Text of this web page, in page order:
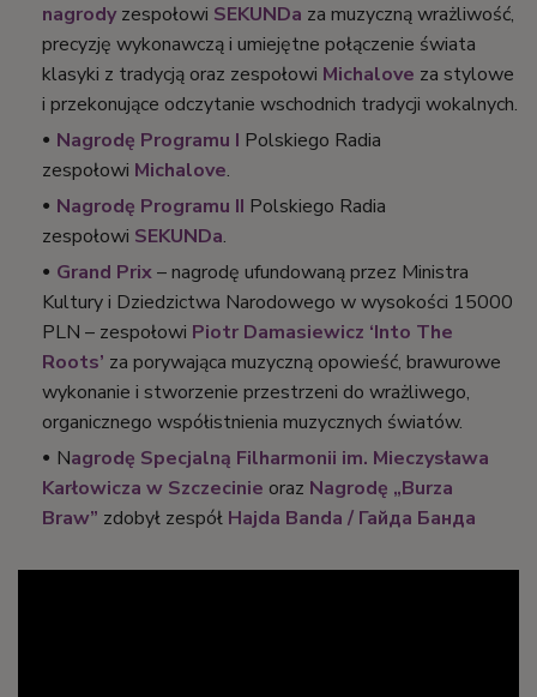
nagrodyzespołowi SEKUNDa za muzyczną wrażliwość,
precyzję wykonawczą i umiejętne połączenie świata
klasyki z tradycją oraz zespołowi Michalove za stylowe
i przekonujące odczytanie wschodnich tradycji wokalnych.
Nagrodę Programu I Polskiego Radia
zespołowi Michalove.
Nagrodę Programu II Polskiego Radia
zespołowi SEKUNDa.
Grand Prix– nagrodę ufundowaną przez Ministra
Kultury i Dziedzictwa Narodowego w wysokości 15000
PLN – zespołowi Piotr Damasiewicz ‘Into The
Roots’ za porywająca muzyczną opowieść, brawurowe
wykonanie i stworzenie przestrzeni do wrażliwego,
organicznego współistnienia muzycznych światów.
Nagrodę Specjalną Filharmonii im. Mieczysława
Karłowicza w Szczecinie oraz Nagrodę „Burza
Braw” zdobył zespół Hajda Banda / Гайда Банда